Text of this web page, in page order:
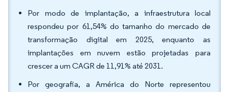
Por modo de implantação, a infraestrutura local
respondeu por 61,54% do tamanho do mercado de
transformação digital em 2025, enquanto as
implantações em nuvem estão projetadas para
crescer a um CAGR de 11,91% até 2031.
Por geografia, a América do Norte representou